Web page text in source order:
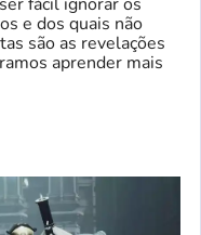
e dos quais não
são as revelações
aprender mais